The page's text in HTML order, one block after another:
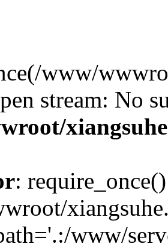
www/
stream: No
:
www/